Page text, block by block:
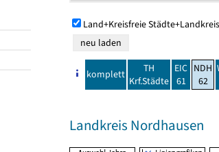
Land+Kreisfreie
komplett
TH
Krf.Städte
EIC
61
NDH
62
Landkreis Nordhausen